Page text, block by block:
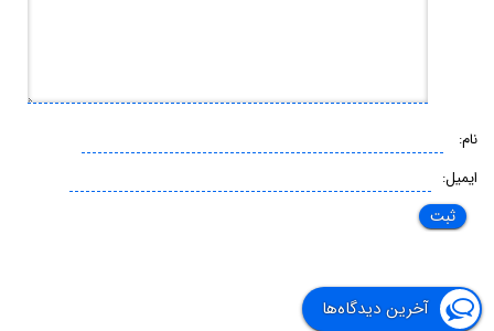
نام:
ایمیل:
آخرین دیدگاه‌ها